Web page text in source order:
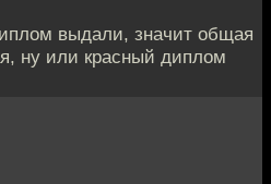
выдали, значит общая
ну или красный диплом